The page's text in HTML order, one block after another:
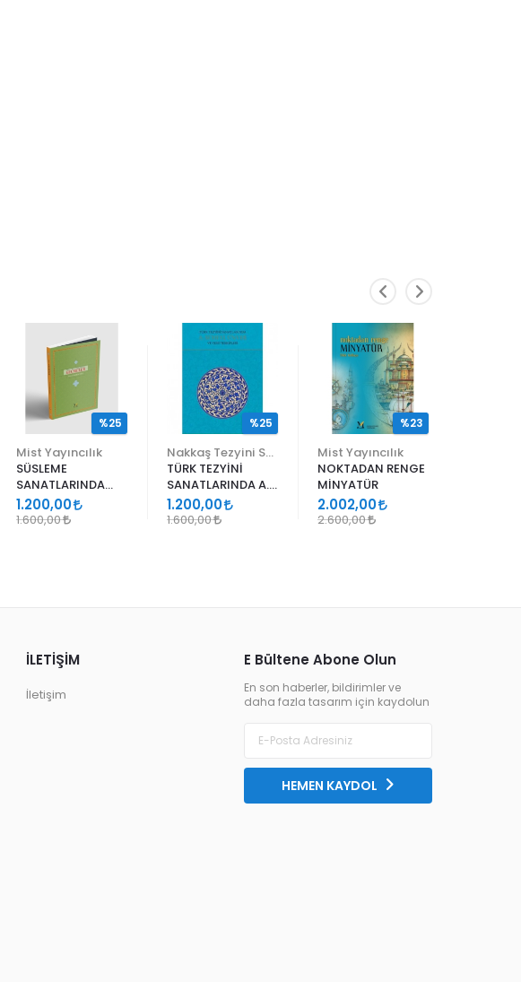
Mist Yayıncılık
SÜSLEME
SANATLARINDA
GEÇMELER
1.200,00
1.600,00
%25
TÜRK TEZYİNİ
SANATLARINDA A.
SÜHEYL ÜNVER VE
YENİ TERKİPLERİ
1.200,00
1.600,00
%25
Mist Yayıncılık
NOKTADAN RENGE
MİNYATÜR
2.002,00
2.600,00
%23
E Bültene Abone Olun
En son haberler, bildirimler ve
daha fazla tasarım için kaydolun
HEMEN KAYDOL
İLETİŞİM
İletişim